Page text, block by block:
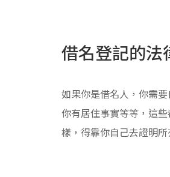
借名登記的法
如果你是借名人，你需
你有居住事實等等，這
樣，得靠你自己去證明所